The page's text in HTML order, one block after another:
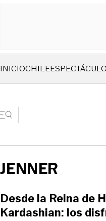
INICIOCHILE
JENNER
Desde la Reina de
Kardashian: los